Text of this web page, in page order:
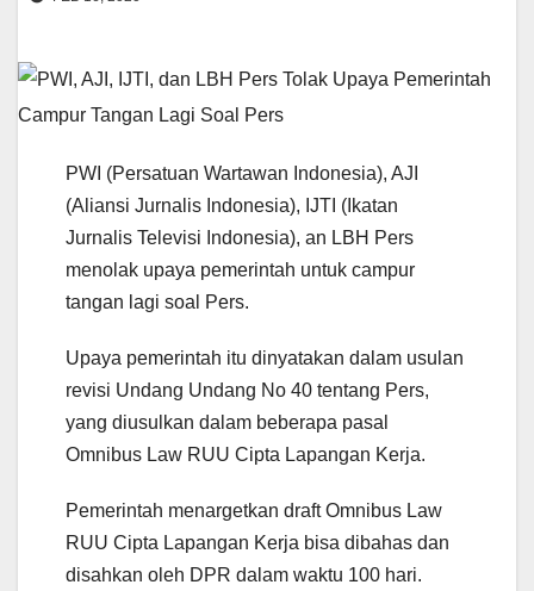
PWI (Persatuan Wartawan Indonesia), AJI
(Aliansi Jurnalis Indonesia), IJTI (Ikatan
Jurnalis Televisi Indonesia), an LBH Pers
menolak upaya pemerintah untuk campur
tangan lagi soal Pers.
Upaya pemerintah itu dinyatakan dalam usulan
revisi Undang Undang No 40 tentang Pers,
yang diusulkan dalam beberapa pasal
Omnibus Law RUU Cipta Lapangan Kerja.
Pemerintah menargetkan draft Omnibus Law
RUU Cipta Lapangan Kerja bisa dibahas dan
disahkan oleh DPR dalam waktu 100 hari.